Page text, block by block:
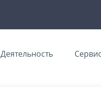
Деятельность